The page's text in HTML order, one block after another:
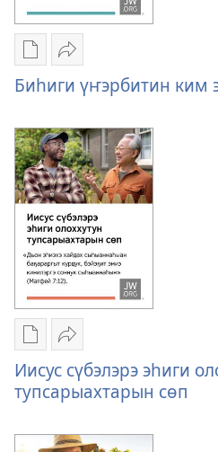
Публикациялар
электроннай
көрүҥнэрин
загрузкалара
Биһиги
үҥэрбитин
ким
эмит
истэр
дуо?
Үллэстии
Биһиги
үҥэрбитин
ким
эмит
истэр
дуо?
Биһиги үҥэрбитин ким
Публикациялар
электроннай
көрүҥнэрин
загрузкалара
Иисус
Үллэстии
Иисус
сүбэлэрэ
олоххутун
Иисус сүбэлэрэ эһиги
тупсарыахтарын сөп